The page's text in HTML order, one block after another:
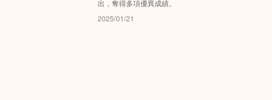
出，奪得多項優異成績。
2025/01/21